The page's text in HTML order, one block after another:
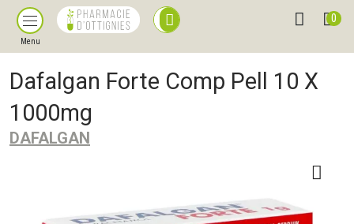
Menu
0
Dafalgan Forte Comp Pell 10 X
1000mg
DAFALGAN